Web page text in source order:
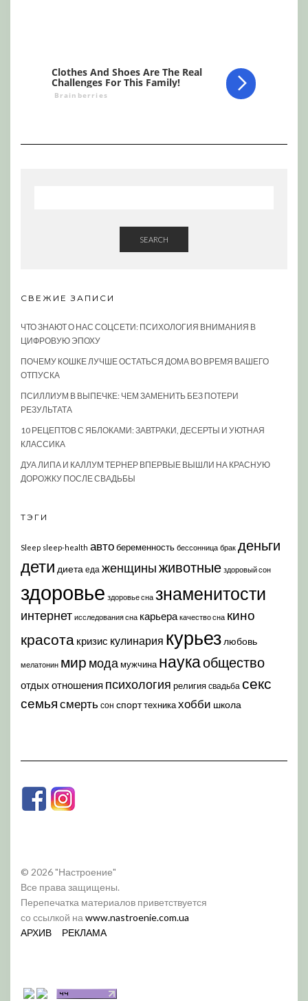
SEARCH
СВЕЖИЕ ЗАПИСИ
ЧТО ЗНАЮТ О НАС СОЦСЕТИ: ПСИХОЛОГИЯ ВНИМАНИЯ В
ЦИФРОВУЮ ЭПОХУ
ПОЧЕМУ КОШКЕ ЛУЧШЕ ОСТАТЬСЯ ДОМА ВО ВРЕМЯ ВАШЕГО
ОТПУСКА
ПСИЛЛИУМ В ВЫПЕЧКЕ: ЧЕМ ЗАМЕНИТЬ БЕЗ ПОТЕРИ
РЕЗУЛЬТАТА
10 РЕЦЕПТОВ С ЯБЛОКАМИ: ЗАВТРАКИ, ДЕСЕРТЫ И УЮТНАЯ
КЛАССИКА
ДУА ЛИПА И КАЛЛУМ ТЕРНЕР ВПЕРВЫЕ ВЫШЛИ НА КРАСНУЮ
ДОРОЖКУ ПОСЛЕ СВАДЬБЫ
ТЭГИ
Sleep sleep-health автобеременность бессонница брак деньги
дети диета еда женщиныживотные здоровый сон
здоровье здоровье сна знаменитости
интернет исследования сна карьера качество сна кино
красота кризис кулинария курьез любовь
мелатонин мир модамужчина наукаобщество
отдых отношения психология религия свадьба секс
семья смерть сон спорттехникахобби школа
© 2026 "Настроение"
Все права защищены.
Перепечатка материалов приветствуется
со ссылкой на www.nastroenie.com.ua
АРХИВ
РЕКЛАМА